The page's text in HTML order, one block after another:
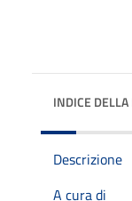
INDICE
Descrizione
A cura di